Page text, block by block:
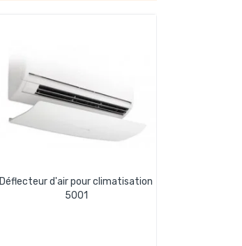
Déflecteur d'air pour climatisation
5001